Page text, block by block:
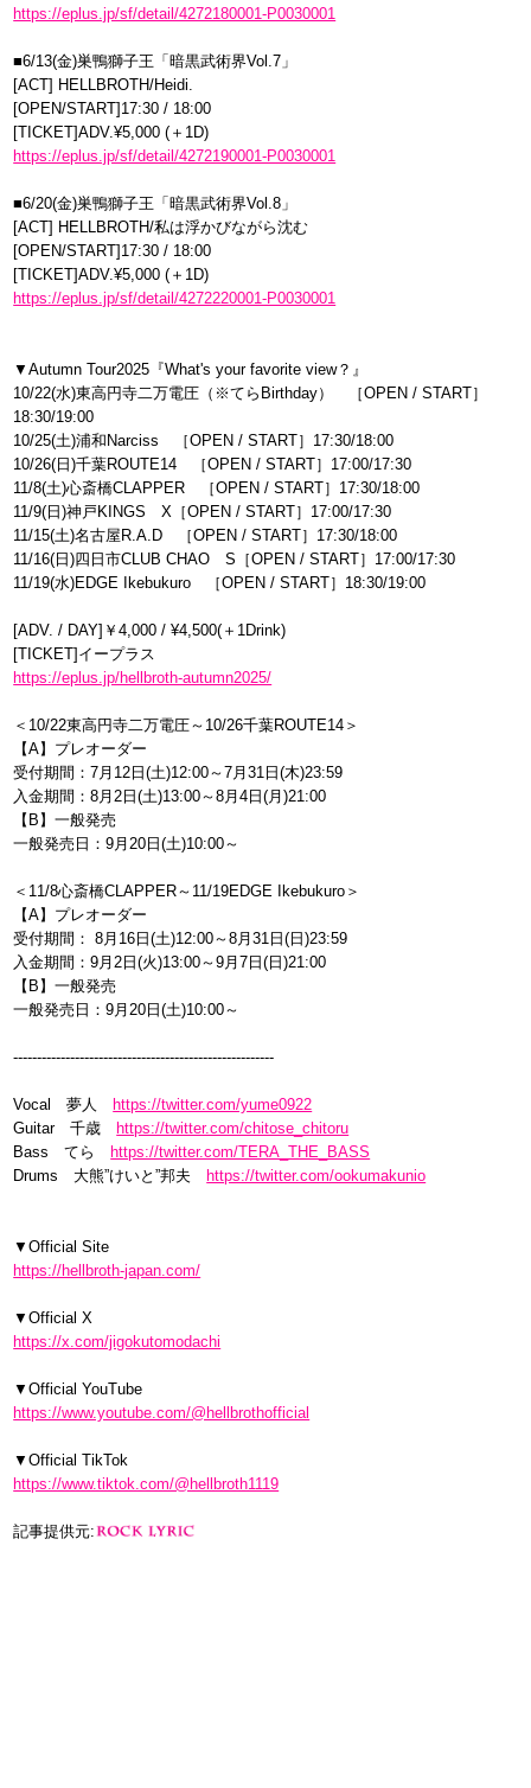
https://eplus.jp/sf/detail/4272180001-P0030001
■6/13(金)巣鴨獅子王「暗黒武術界Vol.7」
[ACT] HELLBROTH/Heidi.
[OPEN/START]17:30 / 18:00
[TICKET]ADV.¥5,000 (＋1D)
https://eplus.jp/sf/detail/4272190001-P0030001
■6/20(金)巣鴨獅子王「暗黒武術界Vol.8」
[ACT] HELLBROTH/私は浮かびながら沈む
[OPEN/START]17:30 / 18:00
[TICKET]ADV.¥5,000 (＋1D)
https://eplus.jp/sf/detail/4272220001-P0030001
▼Autumn Tour2025『What's your favorite view？』
10/22(水)東高円寺二万電圧（※てらBirthday） ［OPEN / START］
18:30/19:00
10/25(土)浦和Narciss ［OPEN / START］17:30/18:00
10/26(日)千葉ROUTE14 ［OPEN / START］17:00/17:30
11/8(土)心斎橋CLAPPER ［OPEN / START］17:30/18:00
11/9(日)神戸KINGS X［OPEN / START］17:00/17:30
11/15(土)名古屋R.A.D ［OPEN / START］17:30/18:00
11/16(日)四日市CLUB CHAO S［OPEN / START］17:00/17:30
11/19(水)EDGE Ikebukuro ［OPEN / START］18:30/19:00
[ADV. / DAY]￥4,000 / ¥4,500(＋1Drink)
[TICKET]イープラス
https://eplus.jp/hellbroth-autumn2025/
＜10/22東高円寺二万電圧～10/26千葉ROUTE14＞
【A】プレオーダー
受付期間：7月12日(土)12:00～7月31日(木)23:59
入金期間：8月2日(土)13:00～8月4日(月)21:00
【B】一般発売
一般発売日：9月20日(土)10:00～
＜11/8心斎橋CLAPPER～11/19EDGE Ikebukuro＞
【A】プレオーダー
受付期間： 8月16日(土)12:00～8月31日(日)23:59
入金期間：9月2日(火)13:00～9月7日(日)21:00
【B】一般発売
一般発売日：9月20日(土)10:00～
-------------------------------------------------------
Vocal 夢人
https://twitter.com/yume0922
Guitar 千歳
https://twitter.com/chitose_chitoru
Bass てら
https://twitter.com/TERA_THE_BASS
Drums 大熊”けいと”邦夫
https://twitter.com/ookumakunio
▼Official Site
https://hellbroth-japan.com/
▼Official X
https://x.com/jigokutomodachi
▼Official YouTube
https://www.youtube.com/@hellbrothofficial
▼Official TikTok
https://www.tiktok.com/@hellbroth1119
記事提供元: